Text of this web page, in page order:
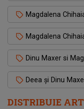
DISTRIBUIE
Magdalena
Magdalena
Dinu Maxer si
Deea și Dinu